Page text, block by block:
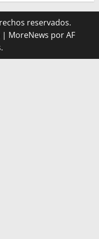
reservados.
| MoreNews por AF